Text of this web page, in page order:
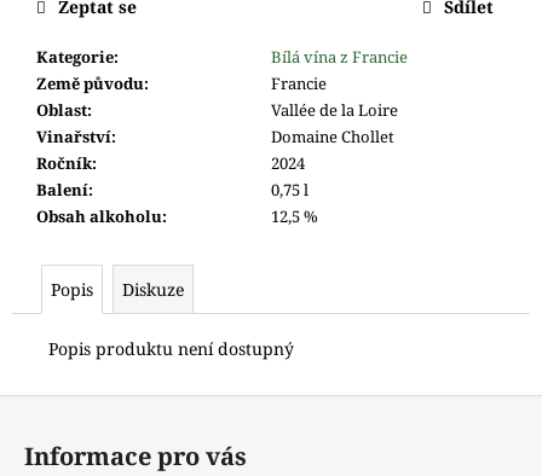
Kategorie:
Bílá vína z Francie
Země původu:
Francie
Oblast:
Vallée de la Loire
Vinařství:
Domaine Chollet
Ročník:
2024
Balení:
0,75 l
Obsah alkoholu: 12,5 %
Zeptat se Sdílet
Popis Diskuze
Popis produktu není dostupný
Z
Informace pro vás